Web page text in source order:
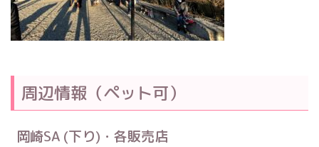
周辺情報（ペット可）
岡崎SA (下り)・各販売店